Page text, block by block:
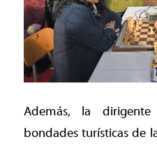
Además, la
bondades turísticas de